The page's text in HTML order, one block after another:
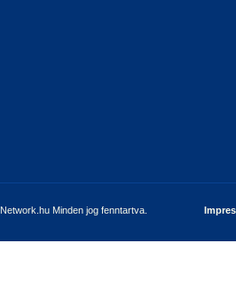
Minden jog fenntartva.